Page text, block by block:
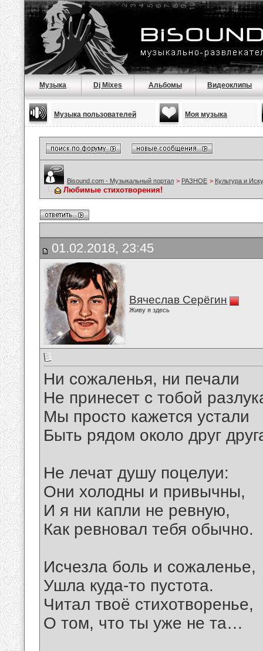
Музыка Dj Mixes Альбомы Видеоклипы
Музыка пользователей Моя музыка
Bisound.com - Музыкальный портал > РАЗНОЕ > Культура и
Любимые стихотворения!
01.02.2018, 23:45
Вячеслав Серёгин
Живу я здесь
Ни сожаленья, ни печали
Не принесет с тобой
Мы просто кажется устали
Быть рядом около друг
Не лечат душу поцелуи:
Они холодны и привычны,
И я ни капли не ревную,
Как ревновал тебя обычно.
Исчезла боль и сожаленье,
Ушла куда-то пустота.
Читал твоё стихотворенье,
О том, что ты уже не та…